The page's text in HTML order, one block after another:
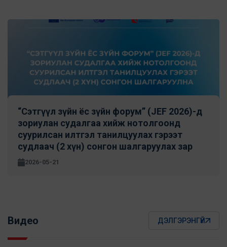
“Сэтгүүл зүйн ёс зүйн форум” (JEF 2026)-д
зориулан cудалгаа хийж нотолгоонд
суурилсан илтгэл танилцуулах гэрээт
судлаач (2 хүн) сонгон шалгаруулах зар
2026-05-21
Видео ДЭЛГЭРЭНГҮЙ